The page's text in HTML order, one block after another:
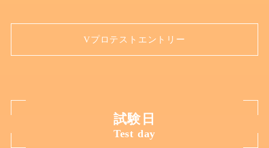
Vプロテストエントリー
試験日
Test day